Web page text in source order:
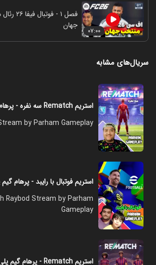
۰۷:۰۰
فصل ۱ -
جهان
سریال‌های مشابه
استریم Rematch سه نفره - پرهام گیم پلی
by Parham Gameplay
استریم فوتبال با رایبد - پرهام
Raybod Stream by Parham
Gameplay
استریم Rematch - پرهام گیم پلی